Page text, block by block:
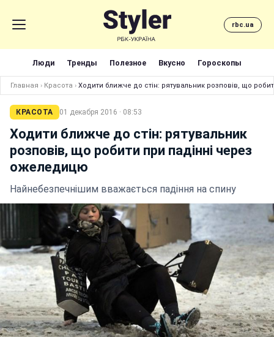
rbc.ua
Люди Тренды Полезное Вкусно Гороскопы
Главная › Красота › Ходити ближче до стін: рятувальник розповів, що
КРАСОТА 01 декабря 2016 · 08:53
Ходити ближче до стін: рятувальник
розповів, що робити при падінні через
ожеледицю
Найнебезпечнішим вважається падіння на спину